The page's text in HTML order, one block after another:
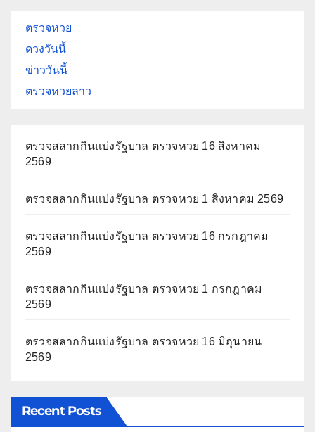
ตรวจหวย
ดวงวันนี้
ข่าววันนี้
ตรวจหวยลาว
ตรวจสลากกินแบ่งรัฐบาล ตรวจหวย 16 สิงหาคม
2569
ตรวจสลากกินแบ่งรัฐบาล ตรวจหวย 1 สิงหาคม 2569
ตรวจสลากกินแบ่งรัฐบาล ตรวจหวย 16 กรกฎาคม
2569
ตรวจสลากกินแบ่งรัฐบาล ตรวจหวย 1 กรกฎาคม
2569
ตรวจสลากกินแบ่งรัฐบาล ตรวจหวย 16 มิถุนายน
2569
Recent Posts